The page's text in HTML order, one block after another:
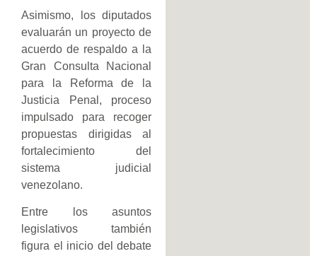
Asimismo, los diputados
evaluarán un proyecto de
acuerdo de respaldo a la
Gran Consulta Nacional
para la Reforma de la
Justicia Penal, proceso
impulsado para recoger
propuestas dirigidas al
fortalecimiento del
sistema judicial
venezolano.
Entre los asuntos
legislativos también
figura el inicio del debate